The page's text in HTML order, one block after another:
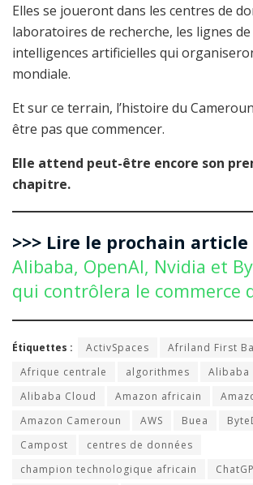
Elles se joueront dans les centres de
laboratoires de recherche, les lignes de
intelligences artificielles qui
mondiale.
Et sur ce terrain, l’histoire du
être pas que commencer.
Elle attend peut-être encore son
chapitre.
>>> Lire le prochain article
Alibaba, OpenAI, Nvidia et
qui contrôlera le commerce
Étiquettes : ActivSpaces
Afriland First
Afrique centrale
algorithmes
Alibaba
Alibaba Cloud
Amazon africain
Amazon Cameroun
AWS Buea
Campost
centres de données
champion technologique africain